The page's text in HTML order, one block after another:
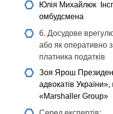
Юлія Михайлюк
омбудсмена
6. Досудове
або як оперативно
платника податків
Зоя Ярош
адвокатів
«Marshaller Group»